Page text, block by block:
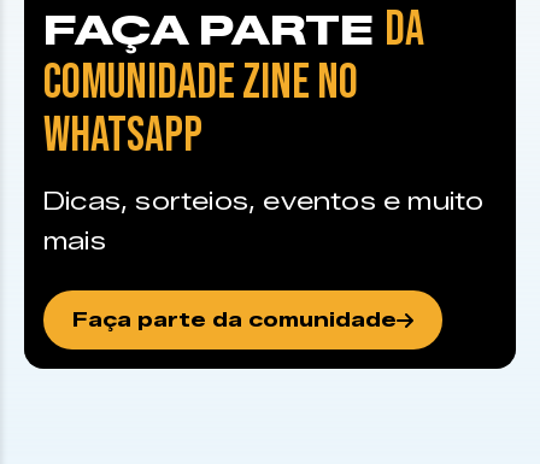
FAÇA PARTE DA
COMUNIDADE ZINE NO
WHATSAPP
Dicas, sorteios, eventos e muito
mais
Faça parte da comunidade